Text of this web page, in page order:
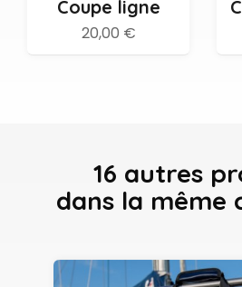
Coupe ligne
20,00 €
16 autres
dans la même